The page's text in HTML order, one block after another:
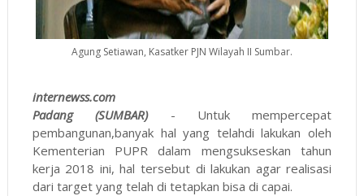
Agung Setiawan, Kasatker PJN Wilayah II Sumbar.
internewss.com
Padang (SUMBAR) - Untuk mempercepat
pembangunan,banyak hal yang telahdi lakukan oleh
Kementerian PUPR dalam mengsukseskan tahun
kerja 2018 ini, hal tersebut di lakukan agar realisasi
dari target yang telah di tetapkan bisa di capai.